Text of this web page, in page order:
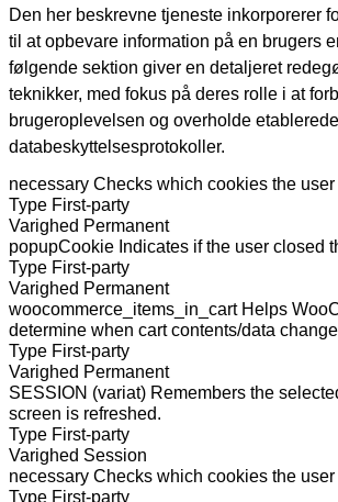
Den her beskrevne tjeneste inkorporerer
til at opbevare information på en brugers
følgende sektion giver en detaljeret
teknikker, med fokus på deres rolle i at
brugeroplevelsen og overholde etablerede
databeskyttelsesprotokoller.
necessary Checks which cookies the
Type First-party
Varighed Permanent
popupCookie Indicates if the user closed
Type First-party
Varighed Permanent
woocommerce_items_in_cart Helps
determine when cart contents/data
Type First-party
Varighed Permanent
SESSION (variat) Remembers the
screen is refreshed.
Type First-party
Varighed Session
necessary Checks which cookies the
Type First-party